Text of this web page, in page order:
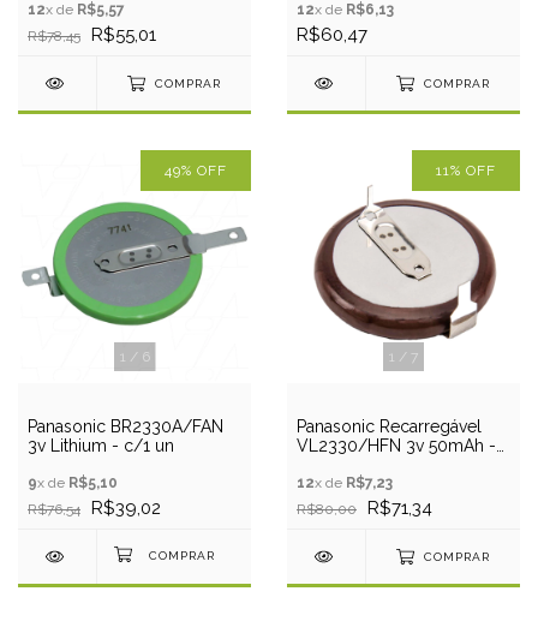
12x de R$5,57
R$78,45
R$55,01
COMPRAR
12x de R$6,13
R$60,47
COMPRAR
1 / 6
49% OFF
Panasonic BR2330A/FAN
3v Lithium - c/1 un
9x de R$5,10
R$76,54
R$39,02
1 / 7
11% OFF
Panasonic Recarregável
VL2330/HFN 3v 50mAh -
12x de R$7,23
R$80,00
R$71,34
COMPRAR